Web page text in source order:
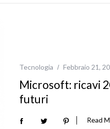
Tecnologia Febbraio 21,
Microsoft: ricavi
futuri
Read